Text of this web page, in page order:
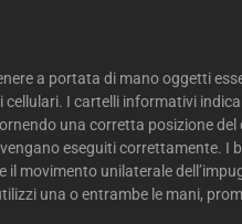
a portata di mano oggetti
cellulari. I cartelli informativi
una corretta posizione del
eseguiti correttamente. I
movimento unilaterale
una o entrambe le mani,